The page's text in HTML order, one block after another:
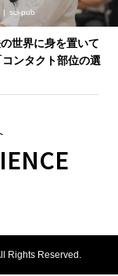
sci-pub
世界に身を置いて
ンタクト部位の選
Rights Reserved.